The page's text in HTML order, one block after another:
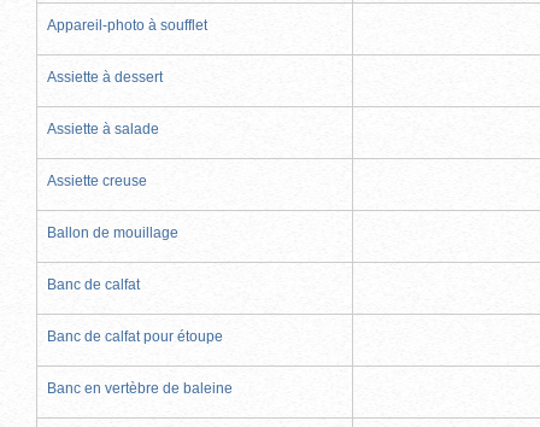
Appareil-photo à soufflet
Assiette à dessert
Assiette à salade
Assiette creuse
Ballon de mouillage
Banc de calfat
Banc de calfat pour étoupe
Banc en vertèbre de baleine